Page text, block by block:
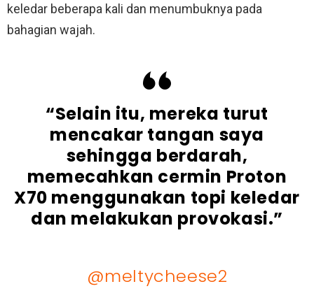
keledar beberapa kali dan menumbuknya pada
bahagian wajah.
“Selain itu, mereka turut
mencakar tangan saya
sehingga berdarah,
memecahkan cermin Proton
X70 menggunakan topi keledar
dan melakukan provokasi.”
@meltycheese2